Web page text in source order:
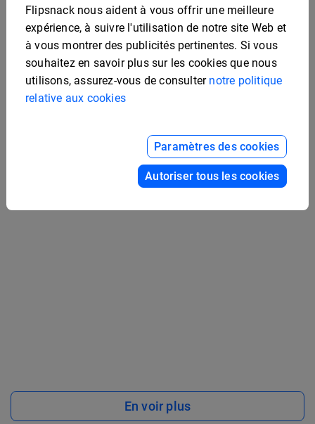
Modèle de magazine
d'affaires attrayant
En voir plus
Flipsnack nous aident à vous offrir une meilleure
expérience, à suivre l'utilisation de notre site Web et
à vous montrer des publicités pertinentes. Si vous
souhaitez en savoir plus sur les cookies que nous
utilisons, assurez-vous de consulter notre politique
relative aux cookies
Paramètres des cookies
Autoriser tous les cookies